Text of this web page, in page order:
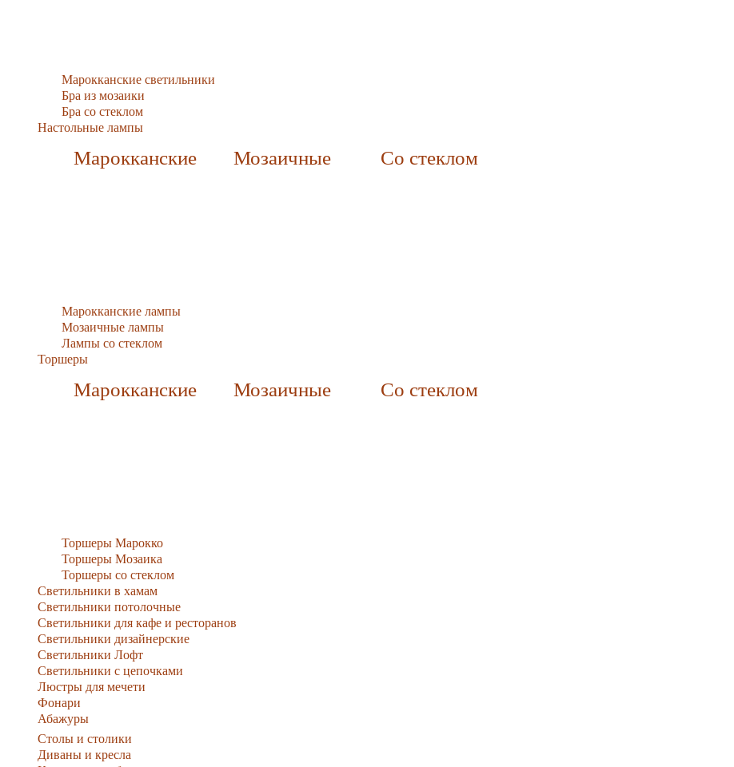
Марокканские светильники
Бра из мозаики
Бра со стеклом
Настольные лампы
Марокканские Мозаичные Со стеклом
Марокканские лампы
Мозаичные лампы
Лампы со стеклом
Торшеры
Марокканские Мозаичные Со стеклом
Торшеры Марокко
Торшеры Мозаика
Торшеры со стеклом
Светильники в хамам
Светильники потолочные
Светильники для кафе и ресторанов
Светильники дизайнерские
Светильники Лофт
Светильники с цепочками
Люстры для мечети
Фонари
Абажуры
Столы и столики
Диваны и кресла